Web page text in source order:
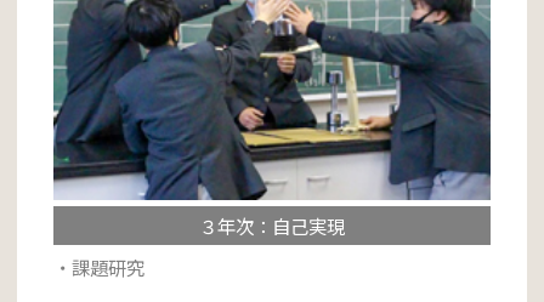
３年次：自己実現
・課題研究